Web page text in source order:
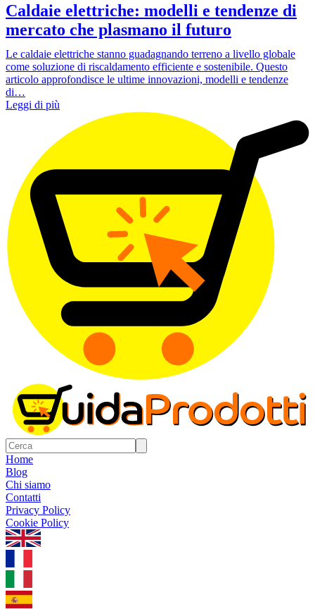
Caldaie elettriche: modelli e tendenze di
mercato che plasmano il futuro
Le caldaie elettriche stanno guadagnando terreno a livello globale
come soluzione di riscaldamento efficiente e sostenibile. Questo
articolo approfondisce le ultime innovazioni, modelli e tendenze
di…
Leggi di più
Home
Blog
Chi siamo
Contatti
Privacy Policy
Cookie Policy